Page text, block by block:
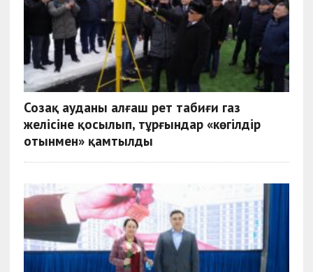
Созақ ауданы алғаш рет табиғи газ
желісіне қосылып, тұрғындар «көгілдір
отынмен» қамтылды